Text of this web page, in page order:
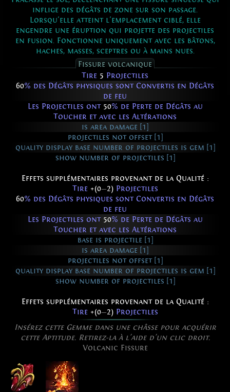
inflige des dégâts de zone sur son passage.
Lorsqu'elle atteint l'emplacement ciblé, elle
engendre une éruption qui projette des projectiles
en fusion. Fonctionne uniquement avec les bâtons,
haches, masses, sceptres ou à mains nues.
Fissure volcanique
Tire 5 Projectiles
60% des Dégâts physiques sont Convertis en Dégâts
de feu
Les Projectiles ont 50% de Perte de Dégâts au
Toucher et avec les Altérations
is area damage [1]
projectiles not offset [1]
quality display base number of projectiles is gem [1]
show number of projectiles [1]
Effets supplémentaires provenant de la Qualité :
Tire +(0—2)Projectiles
60% des Dégâts physiques sont Convertis en Dégâts
de feu
Les Projectiles ont 50% de Perte de Dégâts au
Toucher et avec les Altérations
base is projectile [1]
is area damage [1]
projectiles not offset [1]
quality display base number of projectiles is gem [1]
show number of projectiles [1]
Effets supplémentaires provenant de la Qualité :
Tire +(0—2)Projectiles
Insérez cette Gemme dans une châsse pour acquérir
cette Aptitude. Retirez-la à l'aide d'un clic droit.
Volcanic Fissure